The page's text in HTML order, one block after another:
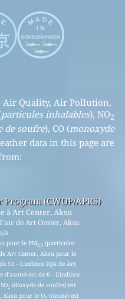
Air Quality, Air Pollution,
particules inhalables), NO2
de soufre), CO (monoxyde
data in this page are
(CWOP/APRS)
à Art Center, Aksu
de Art Center, Aksu
a
pour le PM2.5(particules
Art Center, Aksu pour le
51 - L'indince IQA de Art
d'azote) est de 6 - L'indince
2 (dioxyde de soufre) est
Aksu pour le O3 (ozone) est